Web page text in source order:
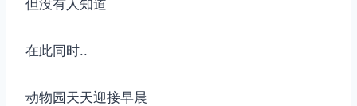
但没有人知道
在此同时..
动物园天天迎接早晨